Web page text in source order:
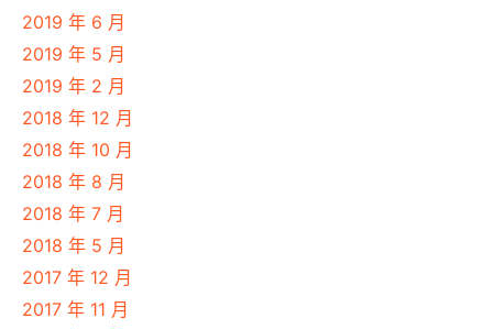
2019 年 6 月
2019 年 5 月
2019 年 2 月
2018 年 12 月
2018 年 10 月
2018 年 8 月
2018 年 7 月
2018 年 5 月
2017 年 12 月
2017 年 11 月